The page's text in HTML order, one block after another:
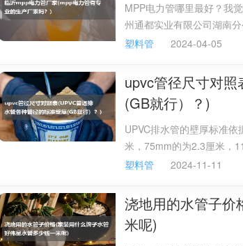
图片一
图片二
图片三
PVC管件，一般包括PVC双接、三通、45
一些阀门及PVC异型注塑件。
pvc管件名称有很多，常用的弯头，外牙
扩展材料：
1、硬质PVC管一般用于土建预埋中使用
MPP电力管哪里最好？我
州通都实业有限公司湖南
湖南分公司是一家比较有
塑料管 2024-04-05
upvc管径尺寸对
(GB就行）？)
UPVC排水管的壁厚标准
米，75mm的为2.3厘米，
200mm的管子，壁厚则为
1.2寸，1.5寸的管径外径
管尺寸。
塑料管 2024-11-11
浇地用的水管子价
米呢)